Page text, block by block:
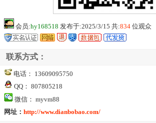
会员:hy168518 发布于:2025/3/15 共:834 位观众
联系方式：
电话： 13609095750
QQ： 807805218
微信： myvm88
网址： http://www.dianbobao.com/